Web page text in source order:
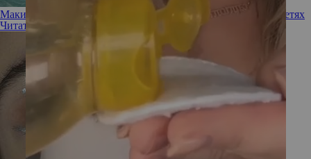
Макияж греческой богини — свежий тренд в социальных сетях
Читать полностью